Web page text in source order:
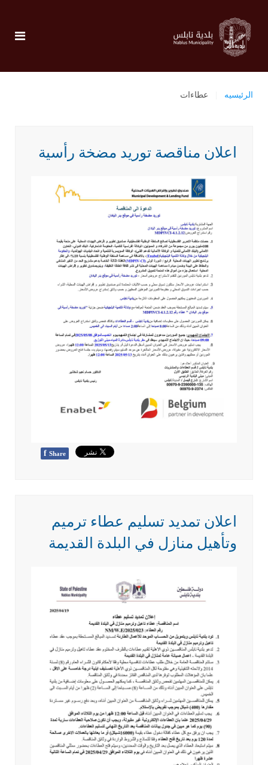
الرئيسيه عطاءات
اعلان مناقصة توريد مضخة رأسية
f Share
اعلان تمديد تسليم عطاء ترميم
وتأهيل منازل في البلدة القديمة